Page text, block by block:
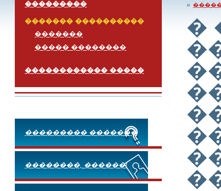
���������
������� ����������
�������
����� ��������
������������ �����
��������� �������
��������, ������!
»
�